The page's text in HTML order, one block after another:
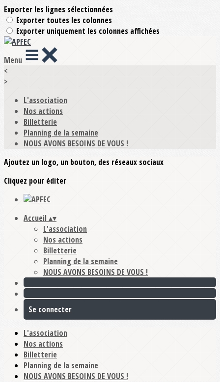
Exporter les lignes sélectionnées
Exporter toutes les colonnes
Exporter uniquement les colonnes affichées
Menu
<
>
L'association
Nos actions
Billetterie
Planning de la semaine
NOUS AVONS BESOINS DE VOUS !
Ajoutez un logo, un bouton, des réseaux sociaux
Cliquez pour éditer
Accueil ▴▾
L'association
Nos actions
Billetterie
Planning de la semaine
NOUS AVONS BESOINS DE VOUS !
Se connecter
L'association
Nos actions
Billetterie
Planning de la semaine
NOUS AVONS BESOINS DE VOUS !